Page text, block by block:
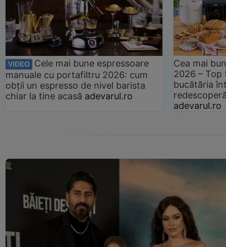
VIDEO
Cele mai bune espressoare
manuale cu portafiltru 2026: cum
obții un espresso de nivel barista
chiar la tine acasă adevarul.ro
Cea mai
2026 –
bucătăria
adevarul.ro